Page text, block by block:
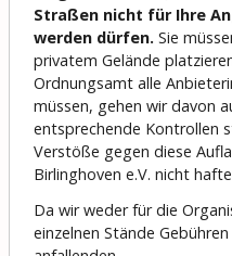
Straßen nicht für Ihre
werden dürfen. Sie
privatem Gelände
Ordnungsamt alle
müssen, gehen wir davon
entsprechende Kontrollen
Verstöße gegen diese
Birlinghoven e.V. nicht
Da wir weder für die
einzelnen Stände